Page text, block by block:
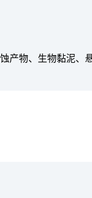
产物、生物黏泥、